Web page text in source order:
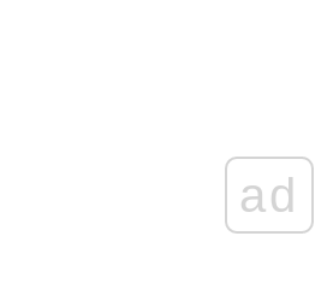
ad